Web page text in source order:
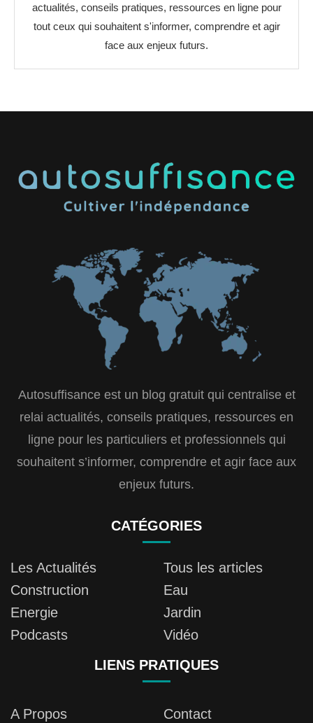
actualités, conseils pratiques, ressources en ligne pour
tout ceux qui souhaitent s'informer, comprendre et agir
face aux enjeux futurs.
Autosuffisance est un blog gratuit qui centralise et
relai actualités, conseils pratiques, ressources en
ligne pour les particuliers et professionnels qui
souhaitent s’informer, comprendre et agir face aux
enjeux futurs.
CATÉGORIES
Les Actualités
Tous les articles
Construction
Eau
Energie
Jardin
Podcasts
Vidéo
LIENS PRATIQUES
A Propos
Contact